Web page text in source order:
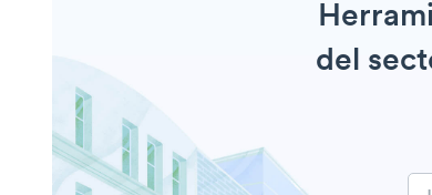
del